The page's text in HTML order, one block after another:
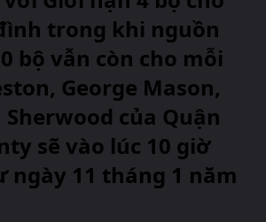
trong khi nguồn
bộ vẫn còn cho mỗi
George Mason,
của Quận
sẽ vào lúc 10 giờ
ngày 11 tháng 1 năm